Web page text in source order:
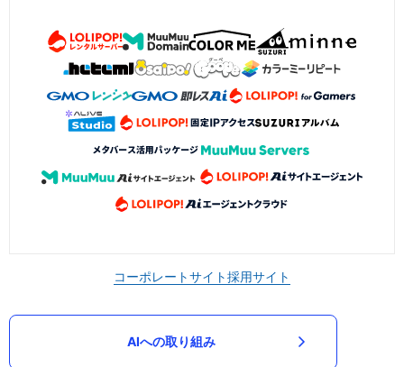
コーポレートサイト採用サイト
AIへの取り組み